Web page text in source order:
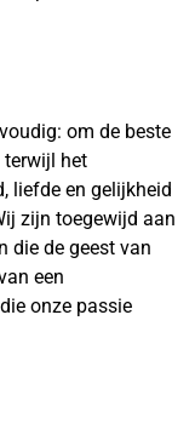
om de beste
terwijl het
liefde en gelijkheid
zijn toegewijd aan
die de geest van
een
onze passie